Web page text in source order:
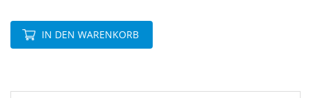
IN DEN WARENKORB